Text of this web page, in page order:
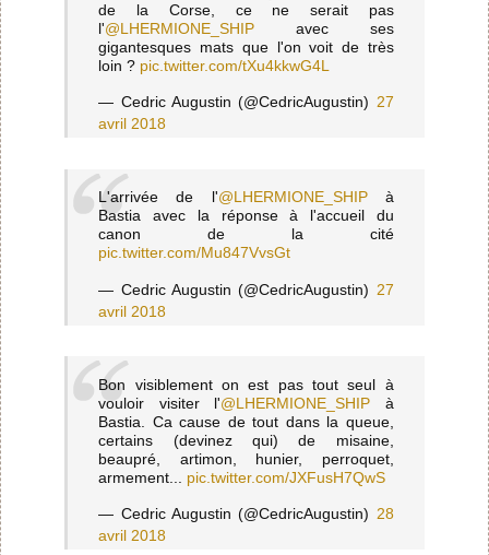
de la Corse, ce ne serait pas
l'@LHERMIONE_SHIP avec ses
gigantesques mats que l'on voit de très
loin ? pic.twitter.com/tXu4kkwG4L
— Cedric Augustin (@CedricAugustin) 27
avril 2018
L'arrivée de l'@LHERMIONE_SHIPà
Bastia avec la réponse à l'accueil du
canon de la cité
pic.twitter.com/Mu847VvsGt
— Cedric Augustin (@CedricAugustin) 27
avril 2018
Bon visiblement on est pas tout seul à
vouloir visiter l'@LHERMIONE_SHIP à
Bastia. Ca cause de tout dans la queue,
certains (devinez qui) de misaine,
beaupré, artimon, hunier, perroquet,
armement... pic.twitter.com/JXFusH7QwS
— Cedric Augustin (@CedricAugustin) 28
avril 2018